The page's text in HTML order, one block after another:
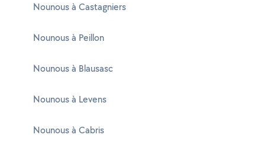
Nounous à Castagniers
Nounous à Peillon
Nounous à Blausasc
Nounous à Levens
Nounous à Cabris